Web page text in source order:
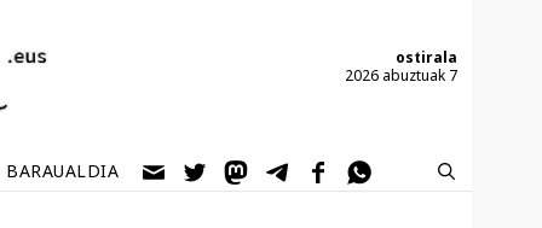
ostirala
2026 abuztuak 7
BARAUALDIA